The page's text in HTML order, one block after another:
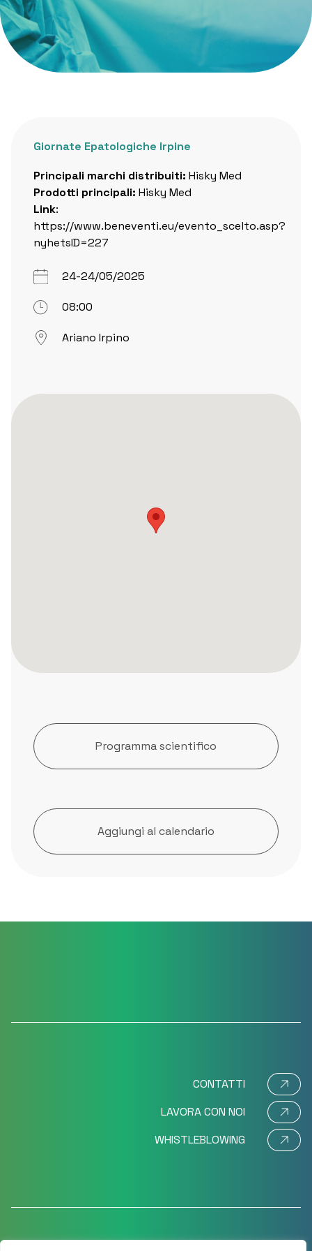
Giornate Epatologiche Irpine
Principali marchi distribuiti: Hisky Med
Prodotti principali: Hisky Med
Link:
https://www.beneventi.eu/evento_scelto.asp?
nyhetsID=227
24-24/05/2025
08:00
Ariano Irpino
Programma scientifico
Aggiungi al calendario
CONTATTI
LAVORA CON NOI
WHISTLEBLOWING